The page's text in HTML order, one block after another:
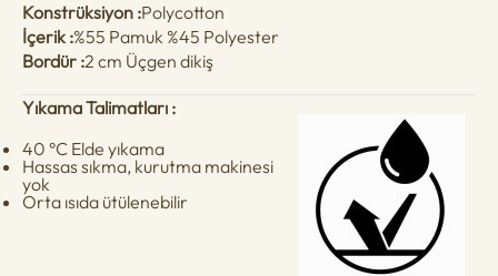
Konstrüksiyon :Polycotton
İçerik :%55 Pamuk %45 Polyester
Bordür :2 cm Üçgen dikiş
Yıkama Talimatları :
40 °C Elde yıkama
Hassas sıkma, kurutma makinesi
yok
Orta ısıda ütülenebilir